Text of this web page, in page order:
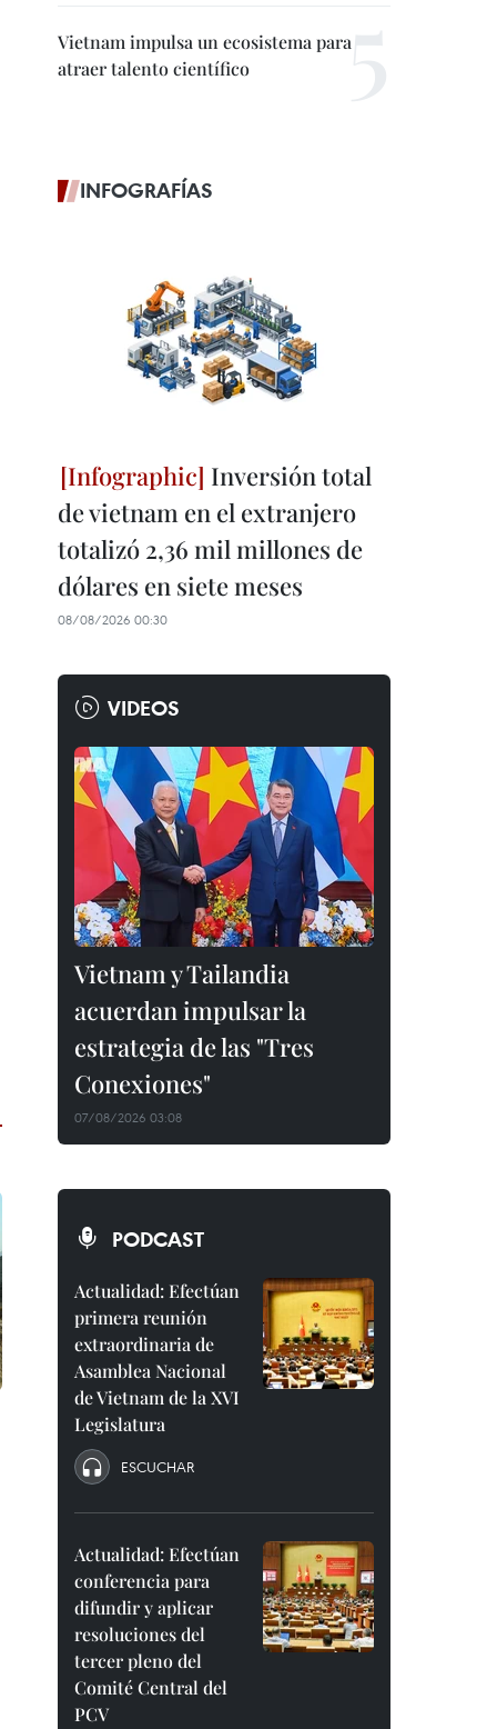
Vietnam impulsa un ecosistema para
atraer talento científico
INFOGRAFÍAS
Inversión total
de vietnam en el extranjero
totalizó 2,36 mil millones de
dólares en siete meses
08/08/2026 00:30
VIDEOS
Vietnam y Tailandia
acuerdan impulsar la
estrategia de las "Tres
Conexiones"
07/08/2026 03:08
PODCAST
Actualidad: Efectúan
primera reunión
extraordinaria de
Asamblea Nacional
de Vietnam de la XVI
Legislatura
ESCUCHAR
Actualidad: Efectúan
conferencia para
difundir y aplicar
resoluciones del
tercer pleno del
Comité Central del
PCV